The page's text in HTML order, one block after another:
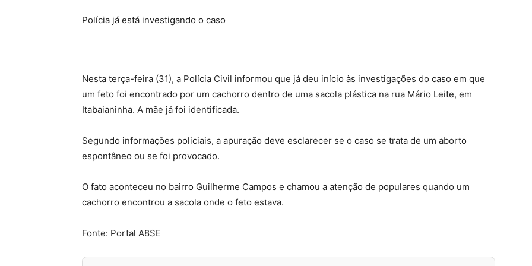
Polícia já está investigando o caso
Nesta terça-feira (31), a Polícia Civil informou que já deu início às investigações do caso em que
um feto foi encontrado por um cachorro dentro de uma sacola plástica na rua Mário Leite, em
Itabaianinha. A mãe já foi identificada.
Segundo informações policiais, a apuração deve esclarecer se o caso se trata de um aborto
espontâneo ou se foi provocado.
O fato aconteceu no bairro Guilherme Campos e chamou a atenção de populares quando um
cachorro encontrou a sacola onde o feto estava.
Fonte: Portal A8SE